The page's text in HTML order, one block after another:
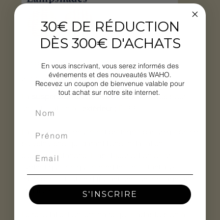
Suspension Bover FORA 90
2 055,00 €
suspension Bover FORA 90est prévue pour
une utilisation à l'
La source lumineuse est protégée par un globe en
électrique étanche. L'abat-jour est en osier
et diffuse.
30€ DE RÉDUCTION
DÈS 300€ D'ACHATS
En vous inscrivant, vous serez informés des
événements et des nouveautés WAHO.
Recevez un coupon de bienvenue valable pour
tout achat sur notre site internet.
S'INSCRIRE